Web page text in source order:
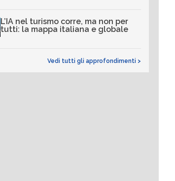
L’IA nel turismo corre, ma non per
tutti: la mappa italiana e globale
Vedi tutti gli approfondimenti >